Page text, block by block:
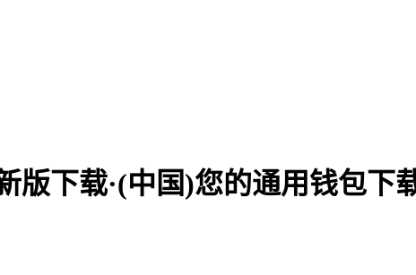
版下载·(中国)您的通用钱包下